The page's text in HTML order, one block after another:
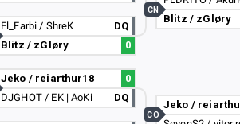
El_Farbi / ShreK
DQ
Blitz / zGløry
0
Jeko / reiarthur18
0
DJGHOT / EK | AoKi
DQ
Blitz / zGløry
CN
Jeko /
CO